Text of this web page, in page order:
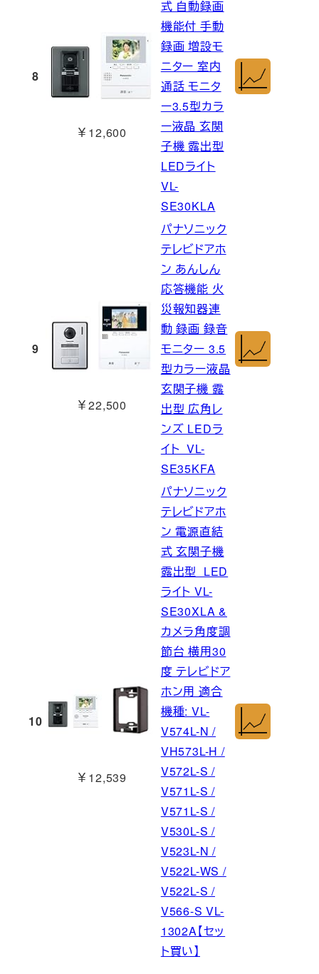
8
￥12,600
式 自動録画
機能付 手動
録画 増設モ
ニター 室内
通話 モニタ
ー3.5型カラ
ー液晶 玄関
子機 露出型
LEDライト
VL-
SE30KLA
9
￥22,500
パナソニック
テレビドアホ
ン あんしん
応答機能 火
災報知器連
動 録画 録音
モニター 3.5
型カラー液晶
玄関子機 露
出型 広角レ
ンズ LEDラ
イト VL-
SE35KFA
10
￥12,539
パナソニック
テレビドアホ
ン 電源直結
式 玄関子機
露出型 LED
ライト VL-
SE30XLA &
カメラ角度調
節台 横用30
度 テレビドア
ホン用 適合
機種: VL-
V574L-N /
VH573L-H /
V572L-S /
V571L-S /
V571L-S /
V530L-S /
V523L-N /
V522L-WS /
V522L-S /
V566-S VL-
1302A【セッ
ト買い】